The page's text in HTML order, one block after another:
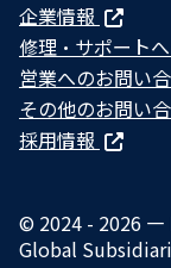
企業情報
修理・サポート
営業へのお問い
その他のお問い
採用情報
© 2024 - 2026 —
Global